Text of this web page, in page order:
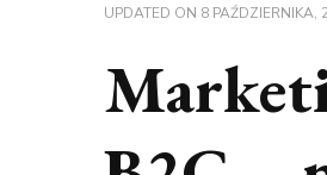
UPDATED ON 8 PAŹDZIERNIKA,